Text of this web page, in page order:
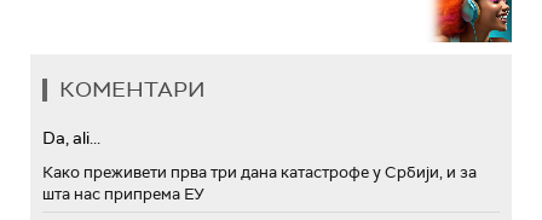
КОМЕНТАРИ
Da, ali...
Како преживети прва три дана катастрофе у Србији, и за
шта нас припрема ЕУ